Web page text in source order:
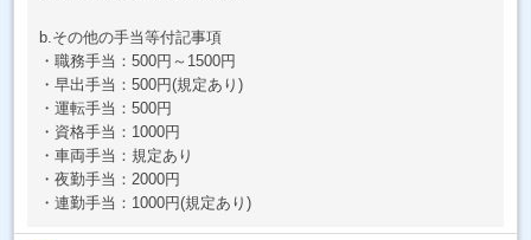
b.その他の手当等付記事項
・職務手当：500円～1500円
・早出手当：500円(規定あり)
・運転手当：500円
・資格手当：1000円
・車両手当：規定あり
・夜勤手当：2000円
・連勤手当：1000円(規定あり)